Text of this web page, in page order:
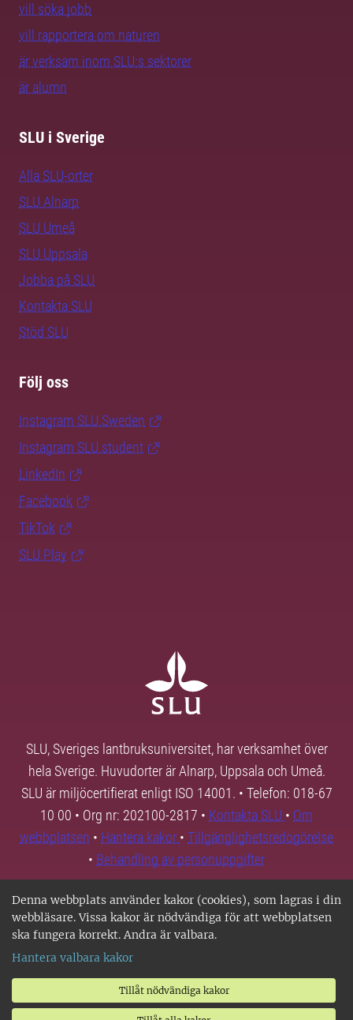
Denna webbplats använder kakor (cookies), som lagras i din
webbläsare. Vissa kakor är nödvändiga för att webbplatsen
ska fungera korrekt. Andra är valbara.
Hantera valbara kakor
Tillåt nödvändiga kakor
vill söka jobb
vill rapportera om naturen
är verksam inom SLU:s sektorer
är alumn
SLU i Sverige
Alla SLU-orter
SLU Alnarp
SLU Umeå
SLU Uppsala
Jobba på SLU
Kontakta SLU
Stöd SLU
Följ oss
Instagram SLU.Sweden
Instagram SLU.student
LinkedIn
Facebook
TikTok
SLU Play
SLU, Sveriges lantbruksuniversitet, har verksamhet över
hela Sverige. Huvudorter är Alnarp, Uppsala och Umeå.
SLU är miljöcertifierat enligt ISO 14001. • Telefon: 018-67
10 00 • Org nr: 202100-2817 • Kontakta SLU • Om
webbplatsen • Hantera kakor • Tillgänglighetsredogörelse
• Behandling av personuppgifter